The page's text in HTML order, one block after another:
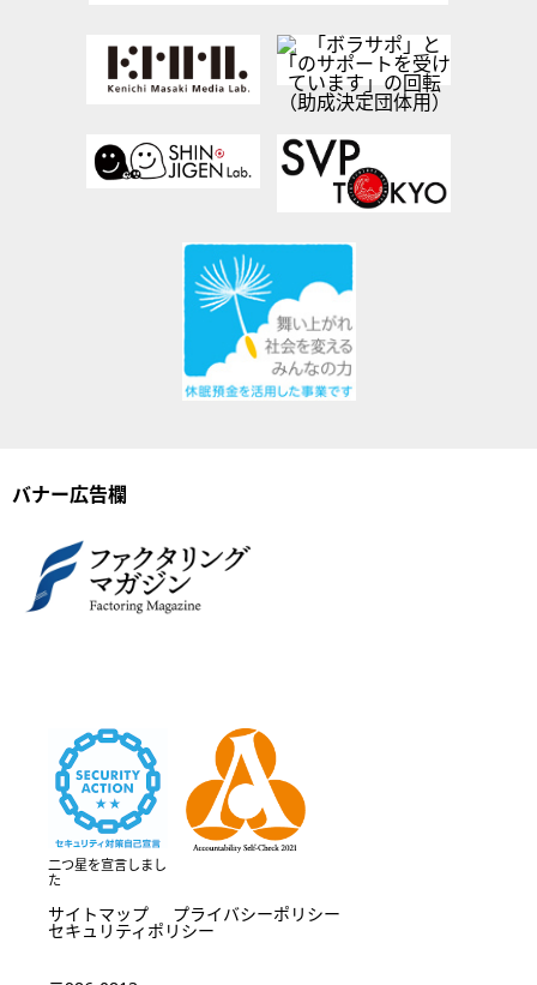
バナー広告欄
二つ星を宣言しまし
た
サイトマップ プライバシーポリシー
セキュリティポリシー